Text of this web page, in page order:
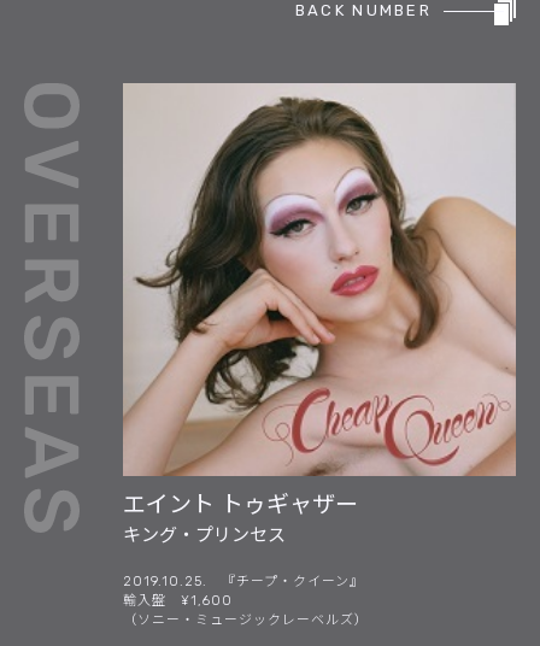
HEAVY ROTATION
DJ
FAQ
ONLINESHOP
BACK NUMBER
エイント トゥギャザー
キング・プリンセス
2019.10.25. 『チープ・クイーン』
輸入盤 ¥1,600
（ソニー・ミュージックレーベルズ）